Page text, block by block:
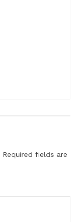
Required fields are